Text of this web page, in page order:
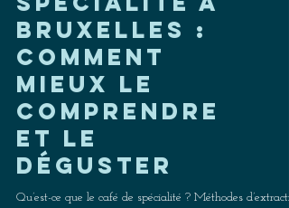
Café de
spécialité à
Bruxelles :
comment
mieux le
comprendre
et le